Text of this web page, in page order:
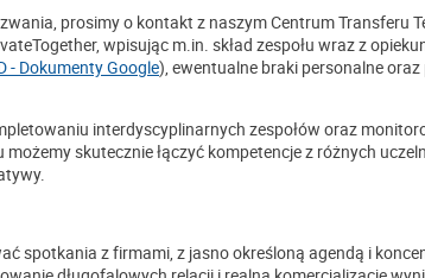
prosimy o kontakt z naszym Centrum Transferu
wpisując m.in. skład zespołu wraz z
- Dokumenty Google), ewentualne braki personalne
interdyscyplinarnych zespołów oraz
skutecznie łączyć kompetencje z różnych
spotkania z firmami, z jasno określoną agendą i